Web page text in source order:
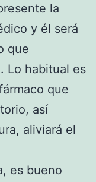
la
y él será
que
Lo habitual es
que
así
aliviará el
es bueno